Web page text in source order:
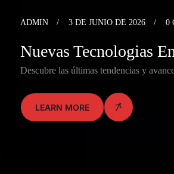
ADMIN 3 DE JUNIO DE 2026 0
Nuevas Tecnologias
Descubre las últimas tendencias y
LEARN MORE